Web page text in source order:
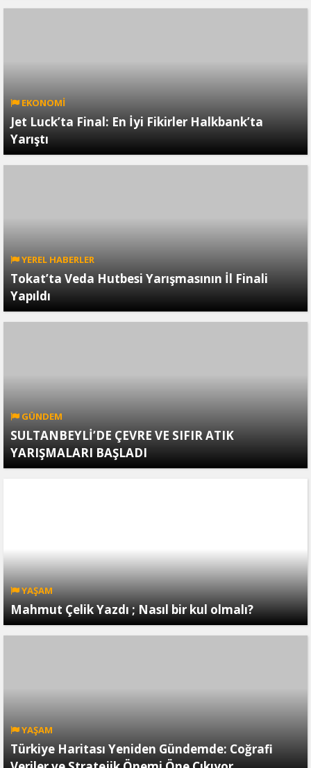
EKONOMİ
Jet Luck’ta Final: En İyi Fikirler Halkbank’ta
Yarıştı
YEREL HABERLER
Tokat’ta Veda Hutbesi Yarışmasının İl Finali
Yapıldı
GÜNDEM
SULTANBEYLİ’DE ÇEVRE VE SIFIR ATIK
YARIŞMALARI BAŞLADI
YAŞAM
Mahmut Çelik Yazdı ; Nasıl bir kul olmalı?
YAŞAM
Türkiye Haritası Yeniden Gündemde: Coğrafi